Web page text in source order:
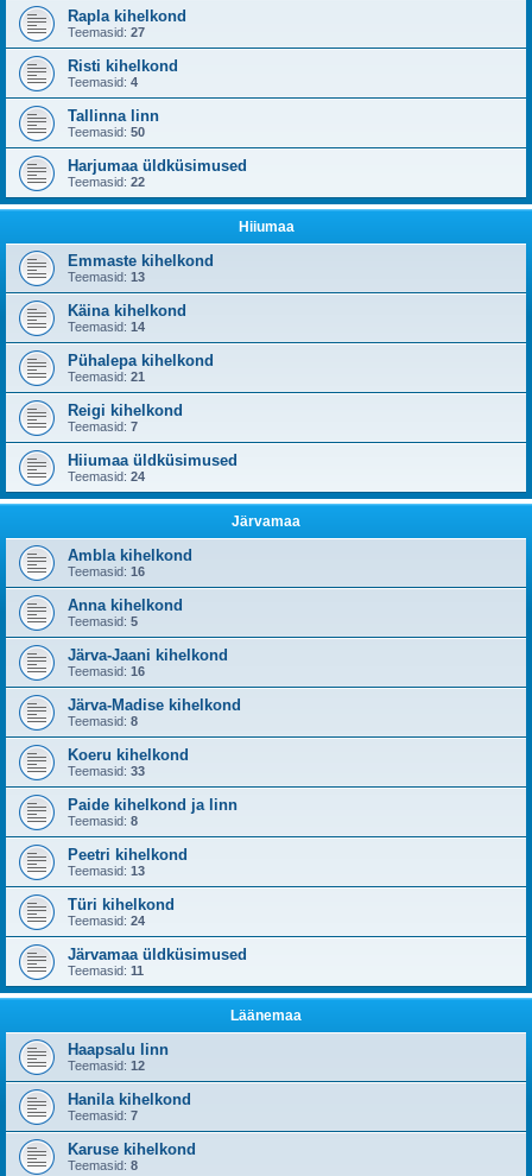
Rapla kihelkond
Teemasid: 27
Risti kihelkond
Teemasid: 4
Tallinna linn
Teemasid: 50
Harjumaa üldküsimused
Teemasid: 22
Hiiumaa
Emmaste kihelkond
Teemasid: 13
Käina kihelkond
Teemasid: 14
Pühalepa kihelkond
Teemasid: 21
Reigi kihelkond
Teemasid: 7
Hiiumaa üldküsimused
Teemasid: 24
Järvamaa
Ambla kihelkond
Teemasid: 16
Anna kihelkond
Teemasid: 5
Järva-Jaani kihelkond
Teemasid: 16
Järva-Madise kihelkond
Teemasid: 8
Koeru kihelkond
Teemasid: 33
Paide kihelkond ja linn
Teemasid: 8
Peetri kihelkond
Teemasid: 13
Türi kihelkond
Teemasid: 24
Järvamaa üldküsimused
Teemasid: 11
Läänemaa
Haapsalu linn
Teemasid: 12
Hanila kihelkond
Teemasid: 7
Karuse kihelkond
Teemasid: 8